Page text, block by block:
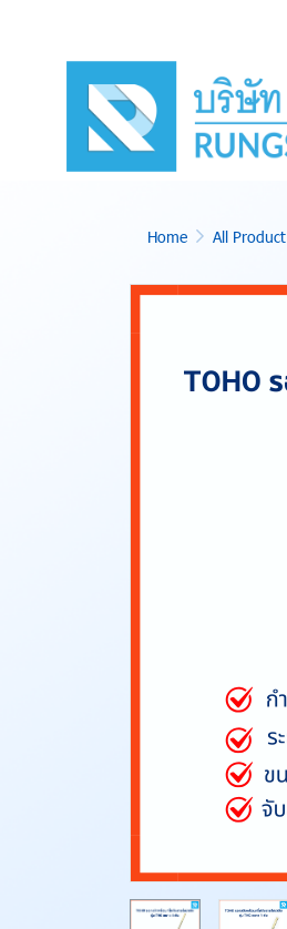
Home All Product